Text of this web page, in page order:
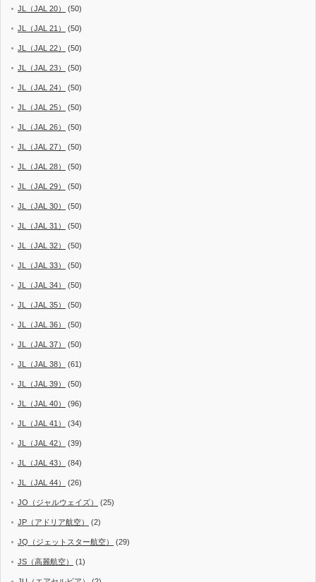
JL（JAL 20） (50)
JL（JAL 21） (50)
JL（JAL 22） (50)
JL（JAL 23） (50)
JL（JAL 24） (50)
JL（JAL 25） (50)
JL（JAL 26） (50)
JL（JAL 27） (50)
JL（JAL 28） (50)
JL（JAL 29） (50)
JL（JAL 30） (50)
JL（JAL 31） (50)
JL（JAL 32） (50)
JL（JAL 33） (50)
JL（JAL 34） (50)
JL（JAL 35） (50)
JL（JAL 36） (50)
JL（JAL 37） (50)
JL（JAL 38） (61)
JL（JAL 39） (50)
JL（JAL 40） (96)
JL（JAL 41） (34)
JL（JAL 42） (39)
JL（JAL 43） (84)
JL（JAL 44） (26)
JO（ジャルウェイズ） (25)
JP（アドリア航空） (2)
JQ（ジェットスター航空） (29)
JS（高麗航空） (1)